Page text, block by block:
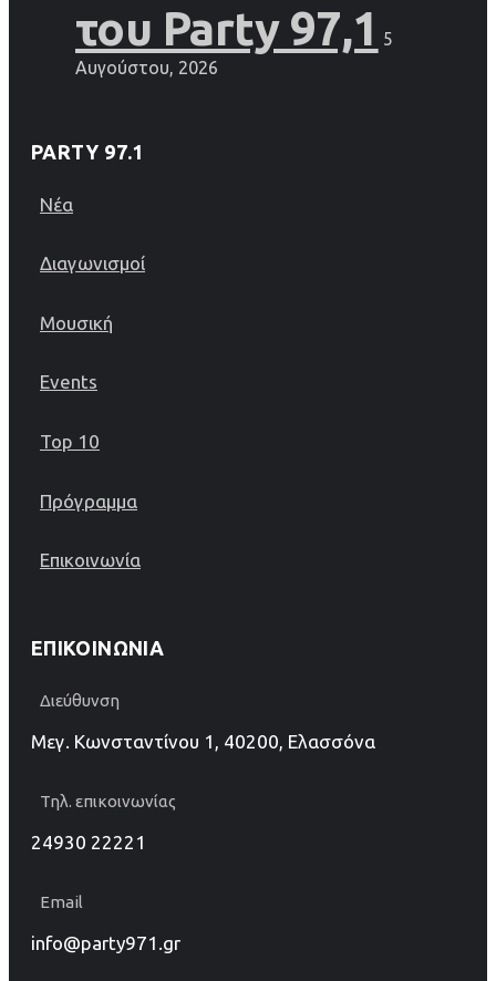
του Party 97,1
5
Αυγούστου, 2026
PARTY 97.1
Νέα
Διαγωνισμοί
Μουσική
Events
Top 10
Πρόγραμμα
Επικοινωνία
ΕΠΙΚΟΙΝΩΝΊΑ
Διεύθυνση
Μεγ. Κωνσταντίνου 1, 40200, Ελασσόνα
Τηλ. επικοινωνίας
24930 22221
Email
info@party971.gr